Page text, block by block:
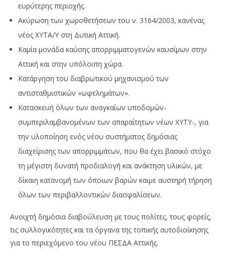
ευρύτερης περιοχής.
Ακύρωση των χωροθετήσεων του ν. 3164/2003, κανένας
νέος ΧΥΤΑ/Υ στη Δυτική Αττική.
Καμία μονάδα καύσης απορριμματογενών καυσίμων στην
Αττική και στην υπόλοιπη χώρα.
Κατάργηση του διαβρωτικού μηχανισμού των
αντισταθμιστικών «ωφελημάτων».
Κατασκευή όλων των αναγκαίων υποδομών-
συμπεριλαμβανομένων των απαραίτητων νέων ΧΥΤΥ-, για
την υλοποίηση ενός νέου συστήματος δημόσιας
διαχείρισης των απορριμμάτων, που θα έχει βασικό στόχο
τη μέγιστη δυνατή προδιαλογή και ανάκτηση υλικών, με
δίκαιη κατανομή των όποιων βαρών καιμε αυστηρή τήρηση
όλων των περιβαλλοντικών διασφαλίσεων.
Ανοιχτή δημόσια διαβούλευση με τους πολίτες, τους φορείς,
τις συλλογικότητες και τα όργανα της τοπικής αυτοδιοίκησης
για το περιεχόμενο του νέου ΠΕΣΔΑ Αττικής.